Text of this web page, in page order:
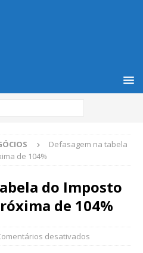
Defasagem na tabela
de 104%
do Imposto
de 104%
desativados